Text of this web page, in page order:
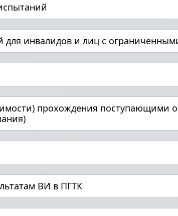
инвалидов и лиц с
прохождения поступающими
ВИ в ПГТК